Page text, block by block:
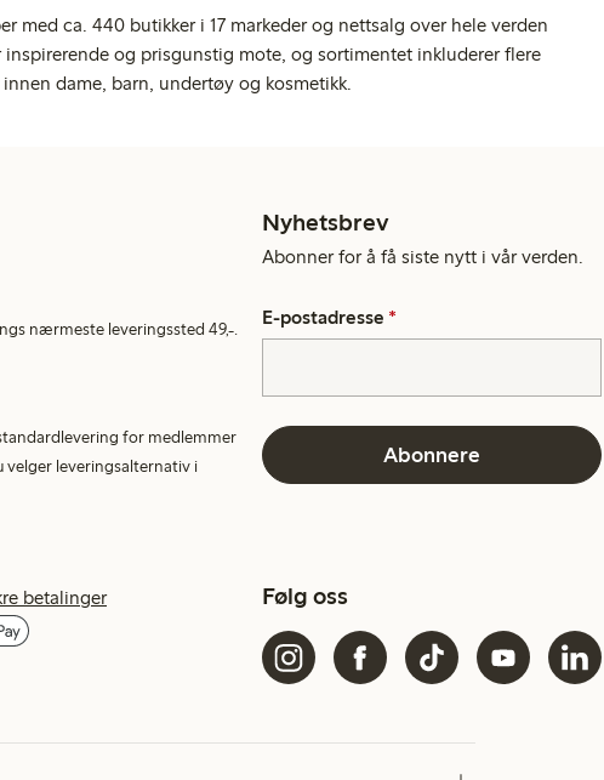
med ca. 440 butikker i 17 markeder og nettsalg over hele verden
og prisgunstig mote, og sortimentet inkluderer flere
dame, barn, undertøy og kosmetikk.
nærmeste leveringssted 49,-.
for medlemmer
velger leveringsalternativ i
Nyhetsbrev
Abonner for å få siste nytt i vår verden.
E-postadresse *
Abonnere
betalinger Følg oss